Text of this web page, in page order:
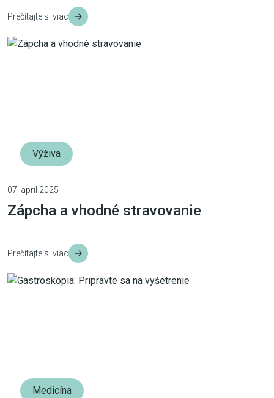
Prečítajte si viac
Výživa
07. apríl 2025
Zápcha a vhodné stravovanie
Prečítajte si viac
Medicína